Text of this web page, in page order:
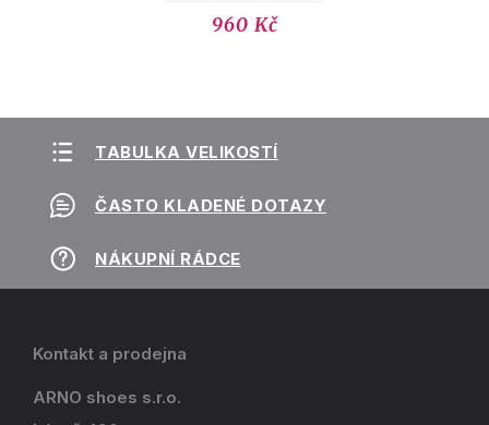
960 Kč
TABULKA VELIKOSTÍ
ČASTO KLADENÉ DOTAZY
NÁKUPNÍ RÁDCE
Kontakt a prodejna
ARNO shoes s.r.o.